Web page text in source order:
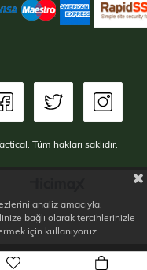
Tüm hakları saklıdır.
analiz amacıyla,
bağlı olarak tercihlerinizle
için kullanıyoruz.